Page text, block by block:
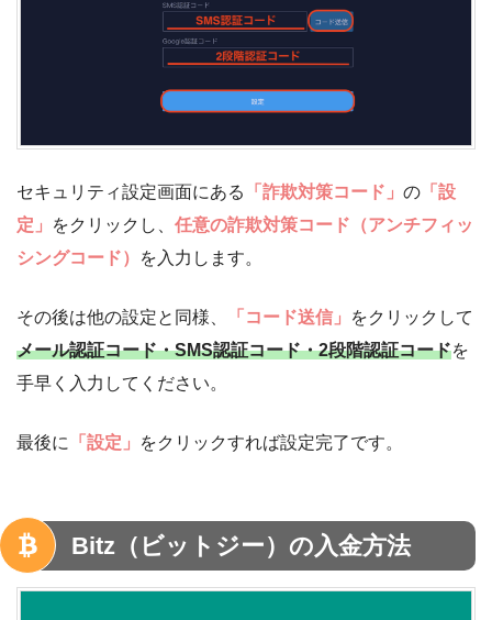
セキュリティ設定画面にある 「詐欺対策コード」 の 「設
定」
をクリックし、 任意の詐欺対策コード（アンチフィッ
シングコード）
を入力します。
その後は他の設定と同様、 「コード送信」
をクリックして
メール認証コード・SMS認証コード・2段階認証コードを
手早く入力してください。
最後に 「設定」 をクリックすれば設定完了です。
Bitz（ビットジー）の入金方法